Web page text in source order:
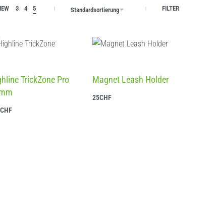
3 4 5 Standardsortierung FILTER
TrickZone Pro
CHF
Magnet Leash Holder
25CHF